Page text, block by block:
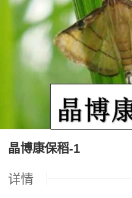
晶博康保稻-1
详情